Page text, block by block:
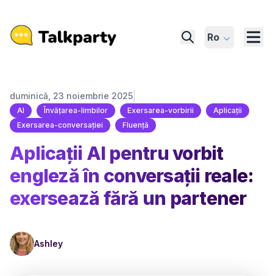
Ro
duminică, 23 noiembrie 2025
AI Învățarea-limbilor Exersarea-vorbirii
Aplicații
Exersarea-conversației
Fluență
Aplicații AI pentru vorbit
engleză în conversații reale:
exersează fără un partener
Ashley